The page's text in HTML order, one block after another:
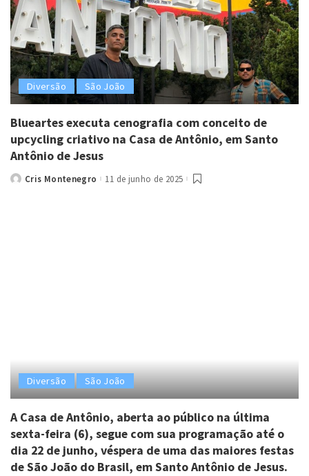
Diversão São João
Blueartes executa cenografia com conceito de
upcycling criativo na Casa de Antônio, em Santo
Antônio de Jesus
PostedCris Montenegro 11 de junho de 2025
Diversão São João
A Casa de Antônio, aberta ao público na última
sexta-feira (6), segue com sua programação até o
dia 22 de junho, véspera de uma das maiores festas
de São João do Brasil, em Santo Antônio de Jesus.